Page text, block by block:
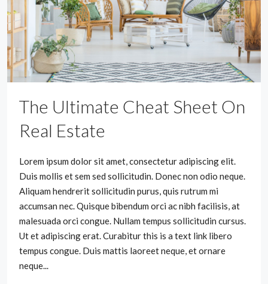
The Ultimate Cheat Sheet On
Real Estate
Lorem ipsum dolor sit amet, consectetur adipiscing elit.
Duis mollis et sem sed sollicitudin. Donec non odio neque.
Aliquam hendrerit sollicitudin purus, quis rutrum mi
accumsan nec. Quisque bibendum orci ac nibh facilisis, at
malesuada orci congue. Nullam tempus sollicitudin cursus.
Ut et adipiscing erat. Curabitur this is a text link libero
tempus congue. Duis mattis laoreet neque, et ornare
neque...